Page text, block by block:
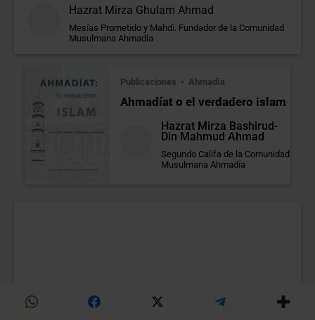
Hazrat Mirza Ghulam Ahmad
Mesías Prometido y Mahdi. Fundador de la Comunidad
Musulmana Ahmadía
Publicaciones Ahmadía
Ahmadíat o el verdadero islam
Hazrat Mirza Bashirud-
Din Mahmud Ahmad
Segundo Califa de la Comunidad
Musulmana Ahmadía